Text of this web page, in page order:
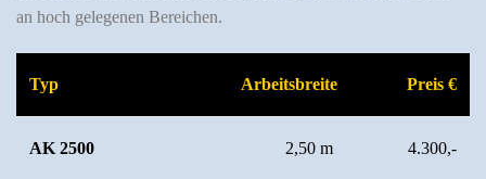
an hoch gelegenen Bereichen.
Typ Arbeitsbreite Preis €
AK 2500 2,50 m 4.300,-